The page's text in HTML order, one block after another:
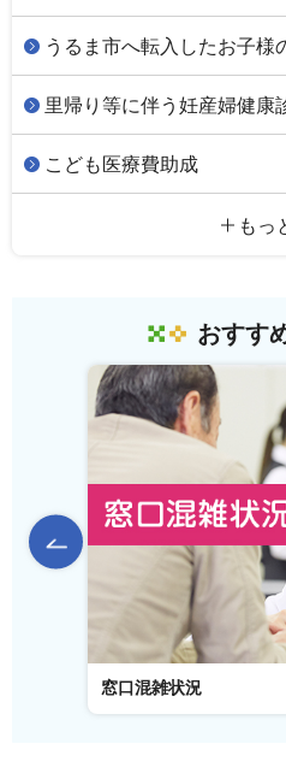
うるま市へ転入したお子様
里帰り等に伴う妊産婦健康
こども医療費助成
もっ
おすす
前のスライドを
窓口混雑状況